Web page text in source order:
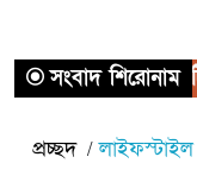
সংবাদ শিরোনাম
সাভারের তিনটি
প্রচ্ছদ লাইফস্টাইল